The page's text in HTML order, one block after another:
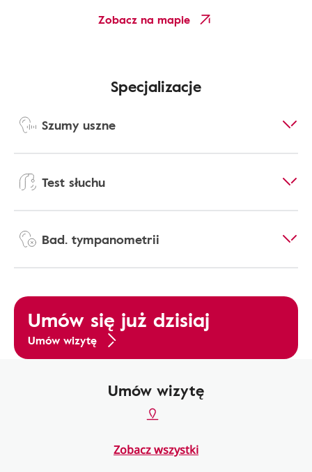
Zobacz na mapie
Specjalizacje
Szumy uszne
Test słuchu
Bad. tympanometrii
Umów się już dzisiaj
Umów wizytę
Umów wizytę
Zobacz wszystki